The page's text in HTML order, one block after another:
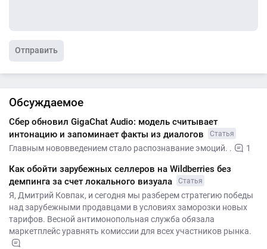
Отправить
Обсуждаемое
Сбер обновил GigaChat Audio: модель считывает
интонацию и запоминает факты из диалогов
Статья
Главным нововведением стало распознавание эмоций. . 1
Как обойти зарубежных селлеров на Wildberries без
демпинга за счет локального визуала
Статья
Я, Дмитрий Ковпак, и сегодня мы разберем стратегию победы
над зарубежными продавцами в условиях заморозки новых
тарифов. Весной антимонопольная служба обязала
маркетплейс уравнять комиссии для всех участников рынка.